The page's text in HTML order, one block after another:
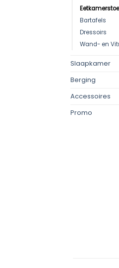
Bartafels
Dressoirs
Wand- en
Slaapkamer
Berging
Accessoires
Promo